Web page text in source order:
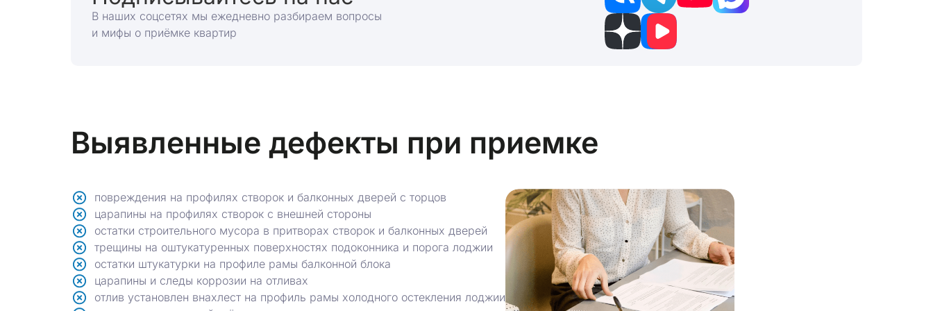
В наших соцсетях мы ежедневно разбираем вопросы
и мифы о приёмке квартир
Выявленные дефекты при приемке
повреждения на профилях створок и балконных дверей с торцов
царапины на профилях створок с внешней стороны
остатки строительного мусора в притворах створок и балконных дверей
трещины на оштукатуренных поверхностях подоконника и порога лоджии
остатки штукатурки на профиле рамы балконной блока
царапины и следы коррозии на отливах
отлив установлен внахлест на профиль рамы холодного остекления лоджии